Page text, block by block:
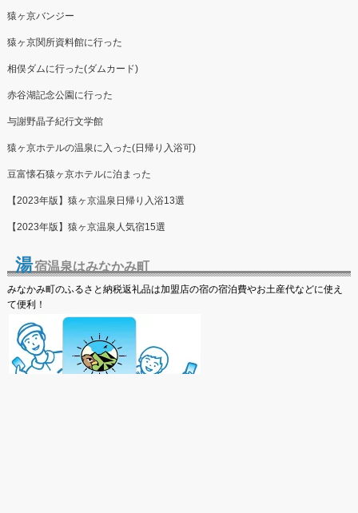
猿ヶ京バンジー
猿ヶ京関所資料館に行った
相俣ダムに行った(ダムカード)
赤谷湖記念公園に行った
与謝野晶子紀行文学館
猿ヶ京ホテルの温泉に入った(日帰り入浴可)
豆富懐石猿ヶ京ホテルに泊まった
【2023年版】猿ヶ京温泉日帰り入浴13選
【2023年版】猿ヶ京温泉人気宿15選
湯宿温泉はみなかみ町
みなかみ町のふるさと納税返礼品は加盟店の宿の宿泊費やお土産代などに使え
て便利！